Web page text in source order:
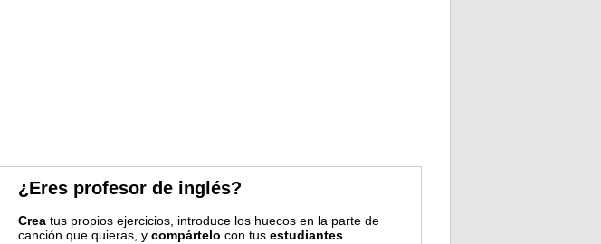
¿Eres profesor de inglés?
Creatus propios ejercicios, introduce los huecos en la parte de
canción que quieras, y compártelo con tus estudiantes